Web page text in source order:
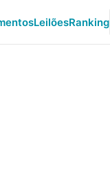
LeilõesRanking